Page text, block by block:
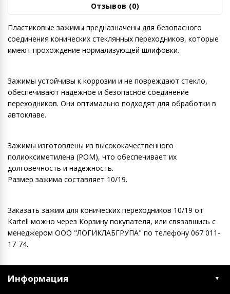
Отзывов (0)
Пластиковые зажимы предназначены для безопасного
соединения конических стеклянных переходников, которые
имеют прохождение нормализующей шлифовки.
Зажимы устойчивы к коррозии и не повреждают стекло,
обеспечивают надежное и безопасное соединение
переходников. Они оптимально подходят для обработки в
автоклаве.
Зажимы изготовлены из высококачественного
полиоксиметилена (POM), что обеспечивает их
долговечность и надежность.
Размер зажима составляет 10/19.
Заказать зажим для конических переходников 10/19 от
Kartell можно через Корзину покупателя, или связавшись с
менеджером ООО "ЛОГИКЛАБГРУПА" по телефону 067 011-
17-74.
Информация